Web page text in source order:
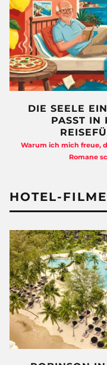
DIE SEELE
PASST IN
Warum ich mich freue,
Romane
HOTEL-FILME